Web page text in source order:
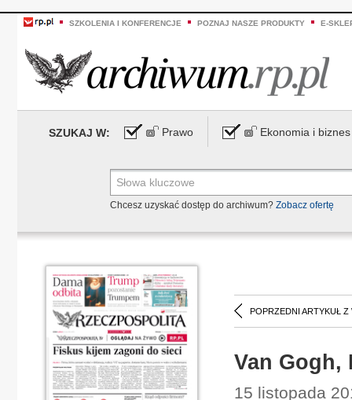
SZKOLENIA I KONFERENCJE POZNAJ NASZE PRODUKTY E-
SZUKAJ W: Prawo Ekonomia i biznes
Chcesz uzyskać dostęp do archiwum? Zobacz ofertę
POPRZEDNI ARTYKUŁ Z
Van Gogh,
15 listopada